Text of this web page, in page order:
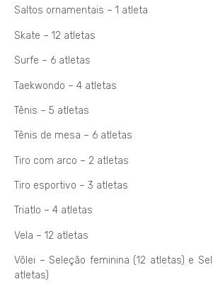
Saltos ornamentais – 1 atleta
Skate – 12 atletas
Surfe – 6 atletas
Taekwondo – 4 atletas
Tênis – 5 atletas
Tênis de mesa – 6 atletas
Tiro com arco – 2 atletas
Tiro esportivo – 3 atletas
Triatlo – 4 atletas
Vela – 12 atletas
Vôlei – Seleção feminina (12 atletas) e
atletas)